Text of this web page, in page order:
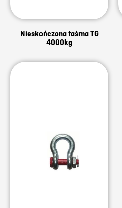
Nieskończona taśma TG
4000kg